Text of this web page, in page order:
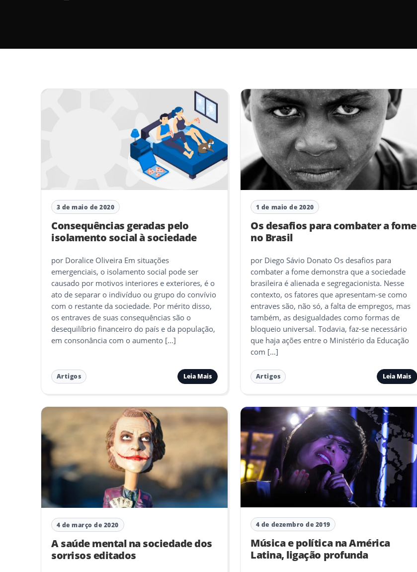
3 de maio de 2020
Consequências geradas pelo
isolamento social à sociedade
por Doralice Oliveira Em situações
emergenciais, o isolamento social pode ser
causado por motivos interiores e exteriores, é o
ato de separar o indivíduo ou grupo do convívio
com o restante da sociedade. Por mérito disso,
os entraves de suas consequências são o
desequilíbrio financeiro do país e da população,
em consonância com o aumento […]
Artigos Leia Mais
1 de maio de 2020
Os desafios para combater a fome
no Brasil
por Diego Sávio Donato Os desafios para
combater a fome demonstra que a sociedade
brasileira é alienada e segregacionista. Nesse
contexto, os fatores que apresentam-se como
entraves são, não só, a falta de empregos, mas
também, as desigualdades como formas de
bloqueio universal. Todavia, faz-se necessário
que haja ações entre o Ministério da Educação
com […]
Artigos Leia Mais
4 de março de 2020
A saúde mental na sociedade dos
sorrisos editados
4 de dezembro de 2019
Música e política na América
Latina, ligação profunda